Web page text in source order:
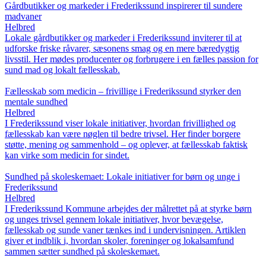
Gårdbutikker og markeder i Frederikssund inspirerer til sundere
madvaner
Helbred
Lokale gårdbutikker og markeder i Frederikssund inviterer til at
udforske friske råvarer, sæsonens smag og en mere bæredygtig
livsstil. Her mødes producenter og forbrugere i en fælles passion for
sund mad og lokalt fællesskab.
Fællesskab som medicin – frivillige i Frederikssund styrker den
mentale sundhed
Helbred
I Frederikssund viser lokale initiativer, hvordan frivillighed og
fællesskab kan være nøglen til bedre trivsel. Her finder borgere
støtte, mening og sammenhold – og oplever, at fællesskab faktisk
kan virke som medicin for sindet.
Sundhed på skoleskemaet: Lokale initiativer for børn og unge i
Frederikssund
Helbred
I Frederikssund Kommune arbejdes der målrettet på at styrke børn
og unges trivsel gennem lokale initiativer, hvor bevægelse,
fællesskab og sunde vaner tænkes ind i undervisningen. Artiklen
giver et indblik i, hvordan skoler, foreninger og lokalsamfund
sammen sætter sundhed på skoleskemaet.